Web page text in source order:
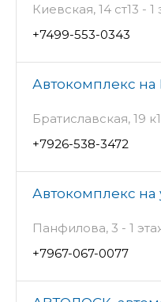
Киевская, 14 ст13 - 1
+7499-553-0343
Автокомплекс на
Братиславская, 19 к1
+7926-538-3472
Автокомплекс на
Панфилова, 3 - 1
+7967-067-0077